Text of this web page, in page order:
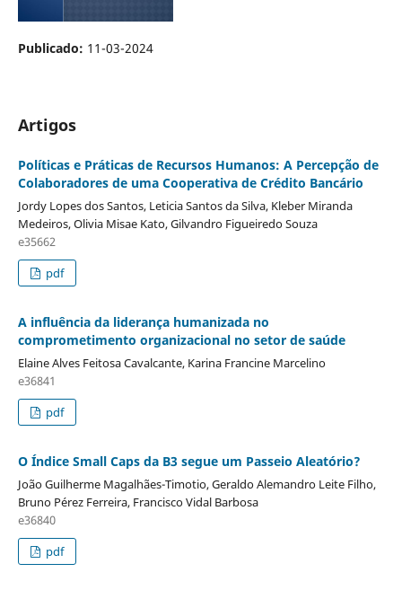
Publicado: 11-03-2024
Artigos
Políticas e Práticas de Recursos Humanos: A Percepção de
Colaboradores de uma Cooperativa de Crédito Bancário
Jordy Lopes dos Santos, Leticia Santos da Silva, Kleber Miranda
Medeiros, Olivia Misae Kato, Gilvandro Figueiredo Souza
e35662
pdf
A influência da liderança humanizada no
comprometimento organizacional no setor de saúde
Elaine Alves Feitosa Cavalcante, Karina Francine Marcelino
e36841
pdf
O Índice Small Caps da B3 segue um Passeio Aleatório?
João Guilherme Magalhães-Timotio, Geraldo Alemandro Leite Filho,
Bruno Pérez Ferreira, Francisco Vidal Barbosa
e36840
pdf